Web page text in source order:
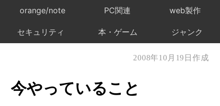
orange/note PC関連 web製作
セキュリティ 本・ゲーム ジャンク
2008年10月19日作成
今やっていること